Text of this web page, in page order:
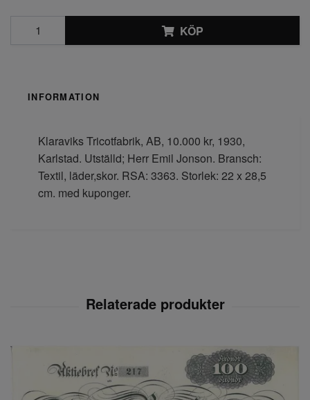
KÖP
INFORMATION
Klaraviks Tricotfabrik, AB, 10.000 kr, 1930,
Karlstad. Utställd; Herr Emil Jonson. Bransch:
Textil, läder,skor. RSA: 3363. Storlek: 22 x 28,5
cm. med kuponger.